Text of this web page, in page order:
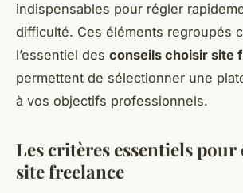
indispensables pour régler
difficulté. Ces éléments regroupés
l’essentiel des conseils choisir site
permettent de sélectionner une
à vos objectifs professionnels.
Les critères essentiels
site freelance